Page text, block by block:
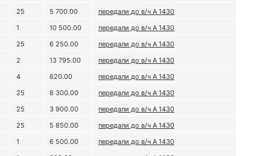
25 5 700.00
передали до в/ч А 1430
1 10 500.00
передали до в/ч А 1430
25 6 250.00
передали до в/ч А 1430
2 13 795.00
передали до в/ч А 1430
4 620.00
передали до в/ч А 1430
25 8 300.00
передали до в/ч А 1430
25 3 900.00
передали до в/ч А 1430
25 5 850.00
передали до в/ч А 1430
1 6 500.00
передали до в/ч А 1430